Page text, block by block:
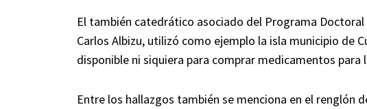
El también catedrático asociado del Programa
Carlos Albizu, utilizó como ejemplo la isla municipio de
disponible ni siquiera para comprar medicamentos para
Entre los hallazgos también se menciona en el renglón